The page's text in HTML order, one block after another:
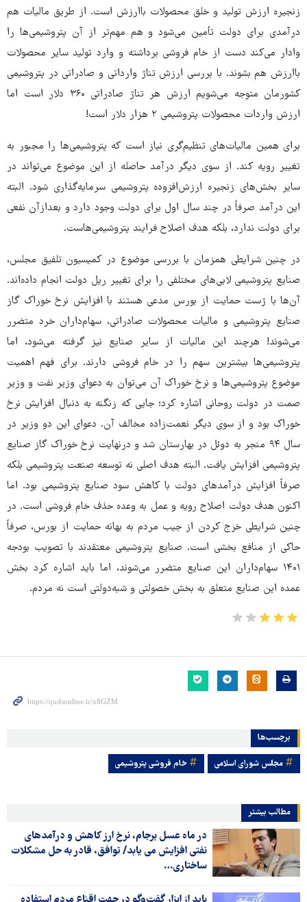
زنجیره ارزش تولید و خلق محصولات باارزش است. از طریق مالیات هم
درآمدی برای دولت تأمین می‌شود و هم مهم‌تر از آن پتروشیمی‌ها را
وادار می‌کند دست از خام فروشی برداشته و وارد تولید سایر محصولات
باارزش هم بشوند. با بررسی ارزش تناژ وارداتی و صادراتی در پتروشیمی
کشورمان متوجه می‌شویم ارزش هر تناژ صادراتی ۳۶۰ دلار است اما
ارزش واردات محصولات پتروشیمی ۲ هزار دلار است!
برای همین مالیات‌های تنظیم‌گری نیاز است که پتروشیمی‌ها را مجبور به
تغییر رویه کند. از سوی دیگر درآمد حاصله از این موضوع می‌تواند در
سایر بخش‌های زنجیره ارزش‌افزوده پتروشیمی سرمایه‌گذاری شود. البته
این درآمد صرفاً در چند سال اول برای دولت وجود دارد و بعدازآن نفعی
برای دولت ندارد، بلکه هدف اصلاح فرایند پتروشیمی‌هاست.
در چنین شرایطی همزمان با بررسی موضوع در کمیسیون تلفیق مجلس،
صنایع پتروشیمی لابی‌های مختلفی را برای تغییر ریل دولت انجام داده‌اند.
آن‌ها با ژست حمایت از بورس مدعی هستند با افزایش نرخ خوراک گاز
صنایع پتروشیمی و مالیات محصولات صادراتی، سهام‌داران خرد متضرر
می‌شوند! هرچند این مالیات از سایر صنایع نیز گرفته می‌شود، اما
پتروشیمی‌ها بیشترین سهم را در خام فروشی دارند. برای فهم اهمیت
موضوع پتروشیمی‌ها و نرخ خوراک آن می‌توان به دعوای وزیر نفت و وزیر
صمت در دولت روحانی اشاره کرد؛ جایی که زنگنه به دنبال افزایش نرخ
خوراک بود و از سوی دیگر نعمت‌زاده مخالف آن. دعوای این دو وزیر در
سال ۹۴ منجر به دوئل در بهارستان شد و درنهایت نرخ خوراک گاز صنایع
پتروشیمی افزایش یافت. البته هدف اصلی نه توسعه صنعت پتروشیمی بلکه
صرفاً افزایش درآمدهای دولت با کاهش سود صنایع پتروشیمی بود. اما
اکنون هدف دولت اصلاح رویه و عمل به وعده حذف خام فروشی است. در
چنین شرایطی خرج کردن از جیب مردم به بهانه حمایت از بورس، صرفاً
حاکی از منافع بخشی است. صنایع پتروشیمی معتقدند با تصویب بودجه
۱۴۰۱ سهام‌داران این صنایع متضرر می‌شوند، اما باید اشاره کرد بخش
عمده این صنایع متعلق به بخش خصولتی و شبه‌دولتی است نه مردم.
برچسب‌ها
مجلس شورای اسلامی خام فروشی پتروشیمی
مطالب بیشتر
در ماه عسل برجام، نرخ ارز کاهش و درآمدهای
نفتی افزایش می یابد/ توافق، قادر به حل مشکلات
ساختاری…